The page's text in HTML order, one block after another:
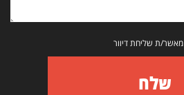
מאשר/ת שליחת דיוור
שלח